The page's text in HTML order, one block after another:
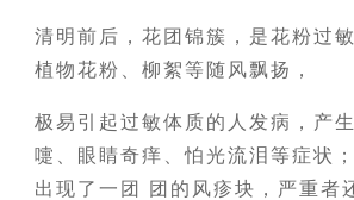
清明前后，花团锦簇，是花粉过
植物花粉、柳絮等随风飘扬，
极易引起过敏体质的人发病，产
嚏、眼睛奇痒、怕光流泪等症状
出现了一团 团的风疹块，严重者